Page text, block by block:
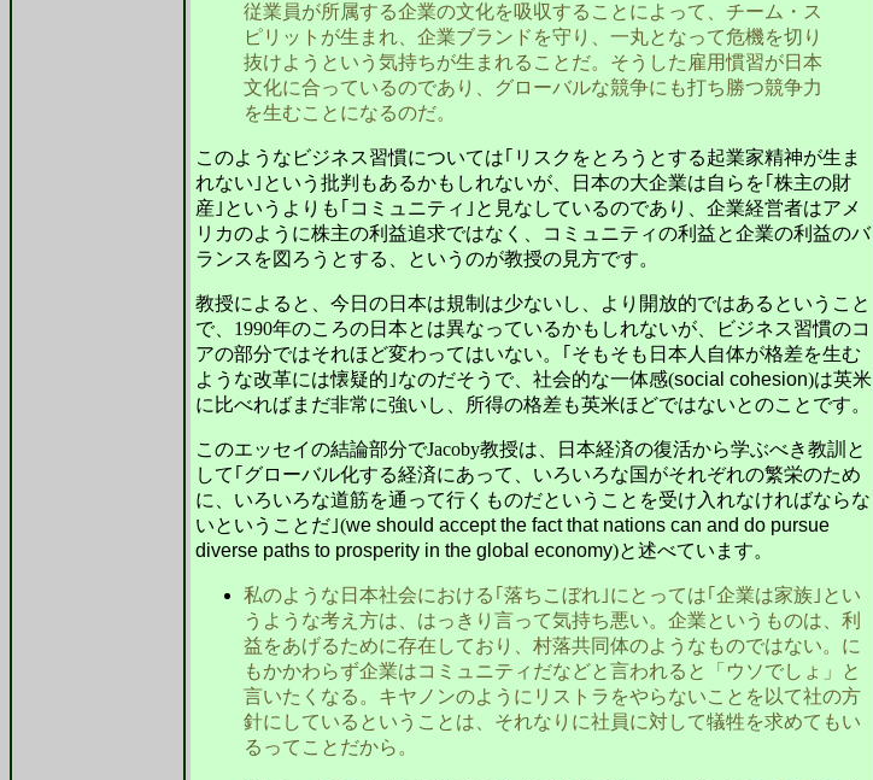
従業員が所属する企業の文化を吸収することによって、チーム・ス
ピリットが生まれ、企業ブランドを守り、一丸となって危機を切り
抜けようという気持ちが生まれることだ。そうした雇用慣習が日本
文化に合っているのであり、グローバルな競争にも打ち勝つ競争力
を生むことになるのだ。
このようなビジネス習慣については｢リスクをとろうとする起業家精神が生ま
れない｣という批判もあるかもしれないが、日本の大企業は自らを｢株主の財
産｣というよりも｢コミュニティ｣と見なしているのであり、企業経営者はアメ
リカのように株主の利益追求ではなく、コミュニティの利益と企業の利益のバ
ランスを図ろうとする、というのが教授の見方です。
教授によると、今日の日本は規制は少ないし、より開放的ではあるということ
で、1990年のころの日本とは異なっているかもしれないが、ビジネス習慣のコ
アの部分ではそれほど変わってはいない。｢そもそも日本人自体が格差を生む
ような改革には懐疑的｣なのだそうで、社会的な一体感(social cohesion)は英米
に比べればまだ非常に強いし、所得の格差も英米ほどではないとのことです。
このエッセイの結論部分でJacoby教授は、日本経済の復活から学ぶべき教訓と
して｢グローバル化する経済にあって、いろいろな国がそれぞれの繁栄のため
に、いろいろな道筋を通って行くものだということを受け入れなければならな
いということだ｣(we should accept the fact that nations can and do pursue
diverse paths to prosperity in the global economy)と述べています。
私のような日本社会における｢落ちこぼれ｣にとっては｢企業は家族｣とい
うような考え方は、はっきり言って気持ち悪い。企業というものは、利
益をあげるために存在しており、村落共同体のようなものではない。に
もかかわらず企業はコミュニティだなどと言われると「ウソでしょ」と
言いたくなる。キヤノンのようにリストラをやらないことを以て社の方
針にしているということは、それなりに社員に対して犠牲を求めてもい
るってことだから。